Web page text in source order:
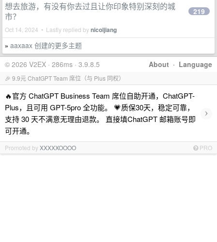
想去旅游，有没有你去过且让你印象特别深刻的城
市？
Oct 14, 2024 • Lastly replied bynicoljiang
219
» aaxaax 创建的更多主题
About · Language
© 2026 V2EX · 286ms · 3.9.8.5
🎉 9.9元 ChatGPT Team 席位（与 Plus 同权）
🔥官方 ChatGPT Business Team 席位自助开通，ChatGPT-
Plus，且可用 GPT-5pro 全功能。 💗质保30天，稳定可靠，
支持 30 天不满意无理由退款。 直接填ChatGPT 邮箱账号即
可开通。
›
Promoted byXXXXXOOOO PRO